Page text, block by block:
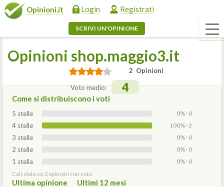
Opinioni.it Login Registrati
SCRIVI UN'OPINIONE
Opinioni shop.maggio3.it
2 Opinioni
Voto medio: 4
Come si distribuiscono i voti
5 stelle 0% · 0
4 stelle 100% · 2
3 stelle 0% · 0
2 stelle 0% · 0
1 stella 0% · 0
Calcolata su 2 opinioni con voto.
Ultima opinione Ultimi 12 mesi